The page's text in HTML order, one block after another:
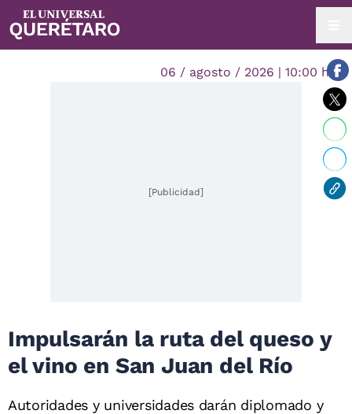
06 / agosto / 2026 | 10:00 hrs.
[Publicidad]
Impulsarán la ruta del queso y
el vino en San Juan del Río
Autoridades y universidades darán diplomado y